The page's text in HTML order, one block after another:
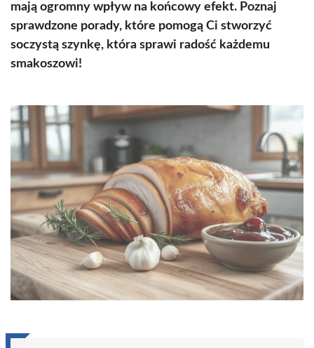
mają ogromny wpływ na końcowy efekt. Poznaj
sprawdzone porady, które pomogą Ci stworzyć
soczystą szynkę, która sprawi radość każdemu
smakoszowi!